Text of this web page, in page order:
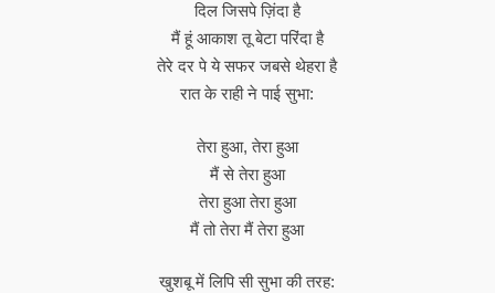
दिल जिसपे ज़िंदा है
मैं हूं आकाश तू बेटा परिंदा है
तेरे दर पे ये सफर जबसे थेहरा है
रात के राही ने पाई सुभा:
तेरा हुआ, तेरा हुआ
मैं से तेरा हुआ
तेरा हुआ तेरा हुआ
मैं तो तेरा मैं तेरा हुआ
खुशबू में लिपि सी सुभा की तरह: